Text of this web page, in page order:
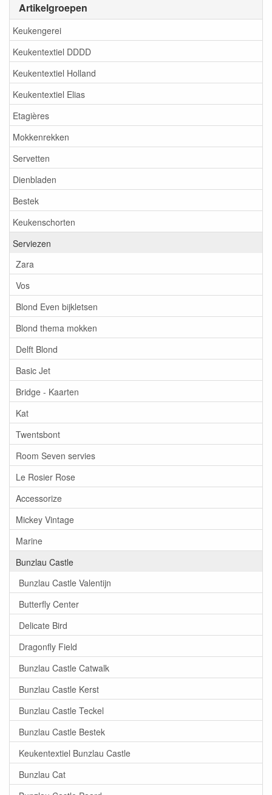
Artikelgroepen
Keukengerei
Keukentextiel DDDD
Keukentextiel Holland
Keukentextiel Elias
Etagières
Mokkenrekken
Servetten
Dienbladen
Bestek
Keukenschorten
Serviezen
Zara
Vos
Blond Even bijkletsen
Blond thema mokken
Delft Blond
Basic Jet
Bridge - Kaarten
Kat
Twentsbont
Room Seven servies
Le Rosier Rose
Accessorize
Mickey Vintage
Marine
Bunzlau Castle
Bunzlau Castle Valentijn
Butterfly Center
Delicate Bird
Dragonfly Field
Bunzlau Castle Catwalk
Bunzlau Castle Kerst
Bunzlau Castle Teckel
Bunzlau Castle Bestek
Keukentextiel Bunzlau Castle
Bunzlau Cat